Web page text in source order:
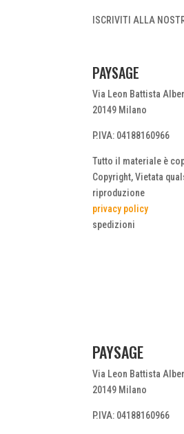
ISCRIVITI ALLA
PAYSAGE
Via Leon Battista
20149 Milano
P.IVA: 04188160966
Tutto il materiale è
Copyright, Vietata
riproduzione
privacy policy
spedizioni
PAYSAGE
Via Leon Battista
20149 Milano
P.IVA: 04188160966